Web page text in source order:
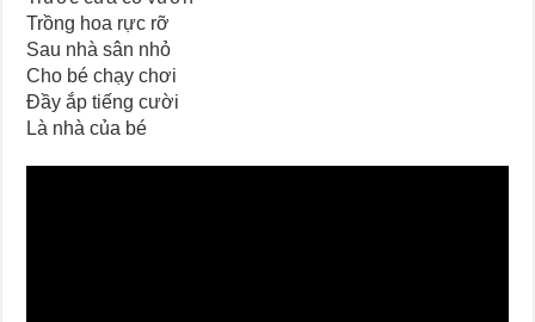
Trồng hoa rực rỡ
Sau nhà sân nhỏ
Cho bé chạy chơi
Đầy ắp tiếng cười
Là nhà của bé